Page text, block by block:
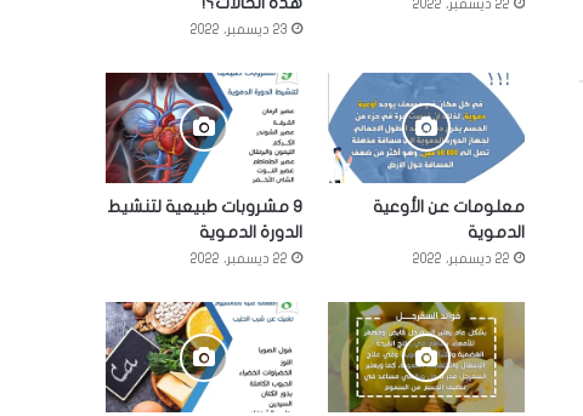
22 ديسمبر، 2022
23 ديسمبر، 2022
معلومات عن الأوعية
الدموية
22 ديسمبر، 2022
9 مشروبات طبيعية لتنشيط
الدورة الدموية
22 ديسمبر، 2022